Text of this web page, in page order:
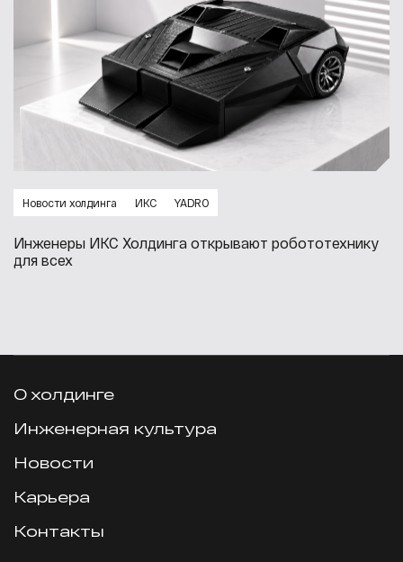
Новости холдинга ИКС YADRO
Инженеры ИКС Холдинга открывают робототехнику
для всех
О холдинге
Инженерная культура
Новости
Карьера
Контакты